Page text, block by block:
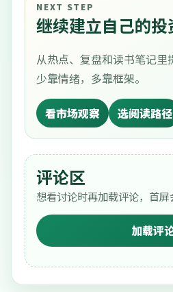
NEXT STEP
继续建立自己的
从热点、复盘和读书笔记里
少靠情绪，多靠框架。
看市场观察 选阅读路径
评论区
想看讨论时再加载评论，首屏
加载评